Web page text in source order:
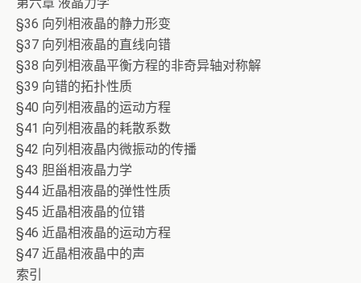
§36 向列相液晶的静力形变
§37 向列相液晶的直线向错
§38 向列相液晶平衡方程的非奇异轴对称解
§39 向错的拓扑性质
§40 向列相液晶的运动方程
§41 向列相液晶的耗散系数
§42 向列相液晶内微振动的传播
§43 胆甾相液晶力学
§44 近晶相液晶的弹性性质
§45 近晶相液晶的位错
§46 近晶相液晶的运动方程
§47 近晶相液晶中的声
索引